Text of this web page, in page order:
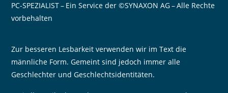
PC-SPEZIALIST – Ein Service der ©SYNAXON AG – Alle Rechte
vorbehalten
Zur besseren Lesbarkeit verwenden wir im Text die
männliche Form. Gemeint sind jedoch immer alle
Geschlechter und Geschlechtsidentitäten.